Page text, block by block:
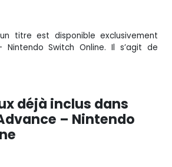
titre est disponible exclusivement
Switch Online. Il s’agit de
déjà inclus dans
– Nintendo